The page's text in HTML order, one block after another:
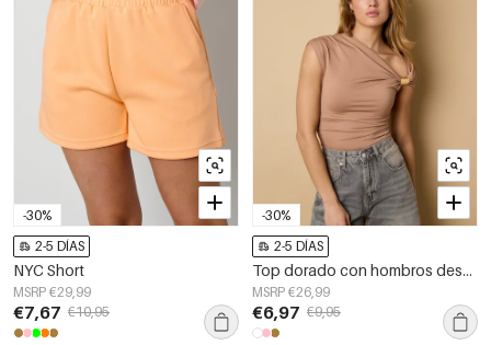
-30%
2-5 DÍAS
NYC Short
MSRP €29,99
€7,67 €10,95
-30%
2-5 DÍAS
Top dorado con hombros descubiertos
MSRP €26,99
€6,97 €9,95